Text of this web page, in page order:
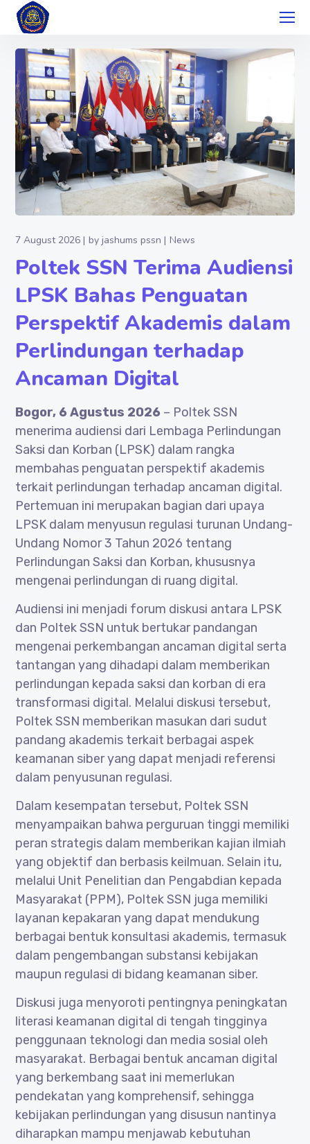
7 August 2026 byjashums pssn News
Poltek SSN Terima Audiensi
LPSK Bahas Penguatan
Perspektif Akademis dalam
Perlindungan terhadap
Ancaman Digital
Bogor, 6 Agustus 2026 – Poltek SSN
menerima audiensi dari Lembaga Perlindungan
Saksi dan Korban (LPSK) dalam rangka
membahas penguatan perspektif akademis
terkait perlindungan terhadap ancaman digital.
Pertemuan ini merupakan bagian dari upaya
LPSK dalam menyusun regulasi turunan Undang-
Undang Nomor 3 Tahun 2026 tentang
Perlindungan Saksi dan Korban, khususnya
mengenai perlindungan di ruang digital.
Audiensi ini menjadi forum diskusi antara LPSK
dan Poltek SSN untuk bertukar pandangan
mengenai perkembangan ancaman digital serta
tantangan yang dihadapi dalam memberikan
perlindungan kepada saksi dan korban di era
transformasi digital. Melalui diskusi tersebut,
Poltek SSN memberikan masukan dari sudut
pandang akademis terkait berbagai aspek
keamanan siber yang dapat menjadi referensi
dalam penyusunan regulasi.
Dalam kesempatan tersebut, Poltek SSN
menyampaikan bahwa perguruan tinggi memiliki
peran strategis dalam memberikan kajian ilmiah
yang objektif dan berbasis keilmuan. Selain itu,
melalui Unit Penelitian dan Pengabdian kepada
Masyarakat (PPM), Poltek SSN juga memiliki
layanan kepakaran yang dapat mendukung
berbagai bentuk konsultasi akademis, termasuk
dalam pengembangan substansi kebijakan
maupun regulasi di bidang keamanan siber.
Diskusi juga menyoroti pentingnya peningkatan
literasi keamanan digital di tengah tingginya
penggunaan teknologi dan media sosial oleh
masyarakat. Berbagai bentuk ancaman digital
yang berkembang saat ini memerlukan
pendekatan yang komprehensif, sehingga
kebijakan perlindungan yang disusun nantinya
diharapkan mampu menjawab kebutuhan